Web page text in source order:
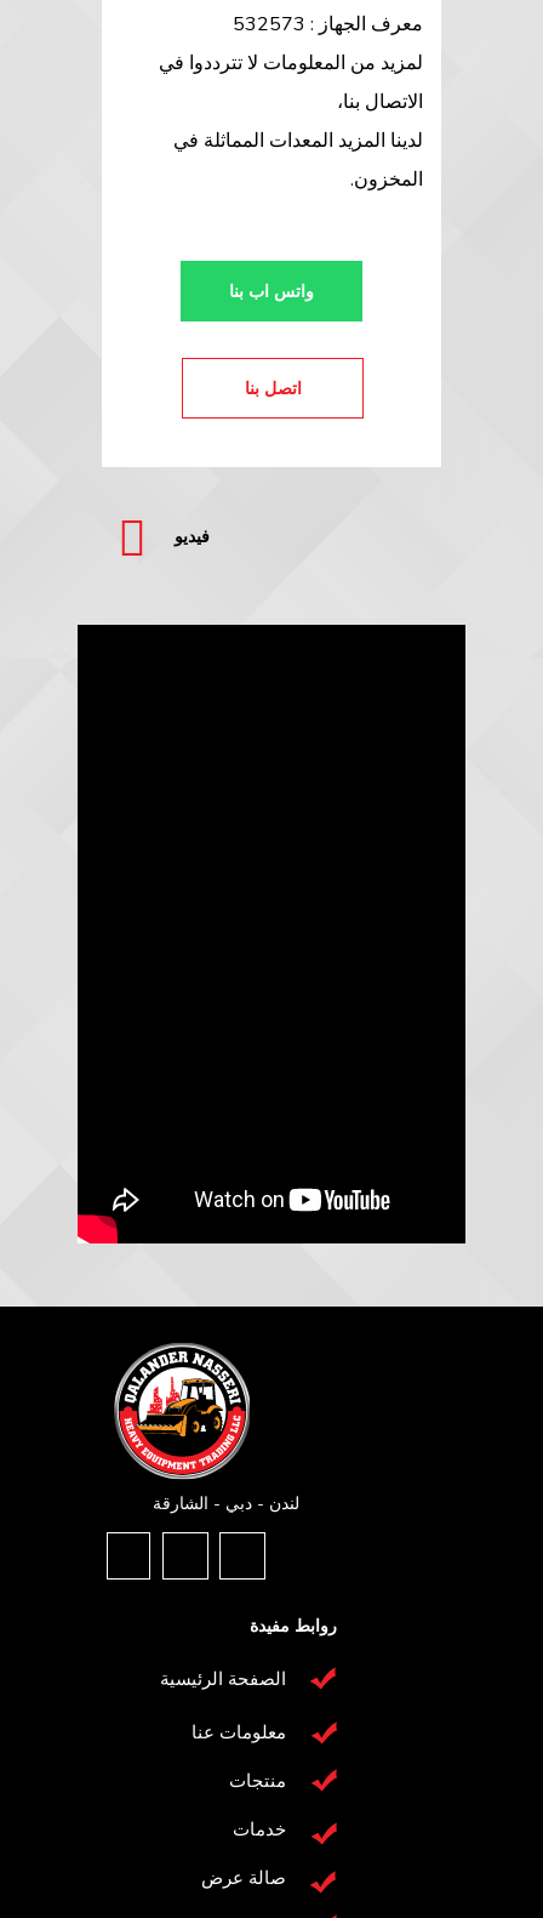
واتس اب بنا
اتصل بنا
معرف الجهاز : 532573
لمزيد من المعلومات لا تترددوا في
الاتصال بنا،
لدينا المزيد المعدات المماثلة في
المخزون.
فيديو
لندن - دبي - الشارقة
روابط مفيدة
الصفحة الرئيسية
معلومات عنا
منتجات
خدمات
صالة عرض